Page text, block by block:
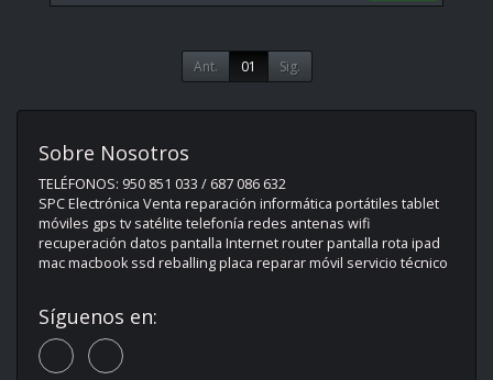
Ant. 01 Sig.
Sobre Nosotros
TELÉFONOS: 950 851 033 / 687 086 632
SPC Electrónica Venta reparación informática portátiles tablet
móviles gps tv satélite telefonía redes antenas wifi
recuperación datos pantalla Internet router pantalla rota ipad
mac macbook ssd reballing placa reparar móvil servicio técnico
Síguenos en: